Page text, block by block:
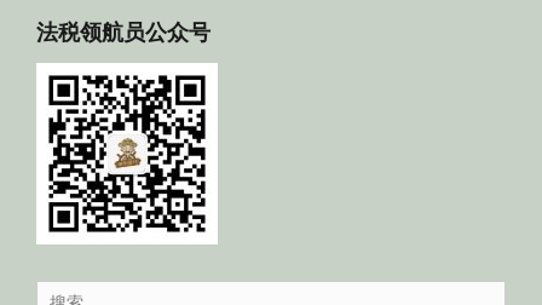
法税领航员公众号
Search